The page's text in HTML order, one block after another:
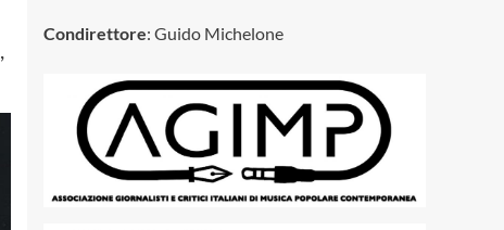
Condirettore: Guido Michelone